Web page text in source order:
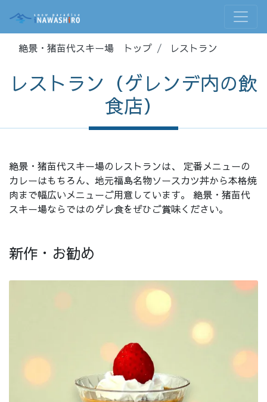
絶景・猪苗代スキー場 トップ レストラン
レストラン（ゲレンデ内の飲
食店）
絶景・猪苗代スキー場のレストランは、 定番メニューの
カレーはもちろん、地元福島名物ソースカツ丼から本格焼
肉まで幅広いメニューご用意しています。 絶景・猪苗代
スキー場ならではのゲレ食をぜひご賞味ください。
新作・お勧め